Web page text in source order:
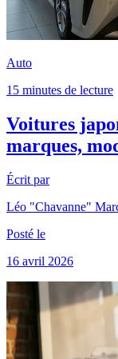
Auto
15 minutes de lecture
Voitures
marques,
Écrit par
Léo "Chavanne"
Posté le
16 avril 2026